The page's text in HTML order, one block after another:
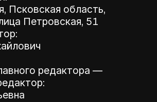
Псковская область,
Петровская, 51
редактора —